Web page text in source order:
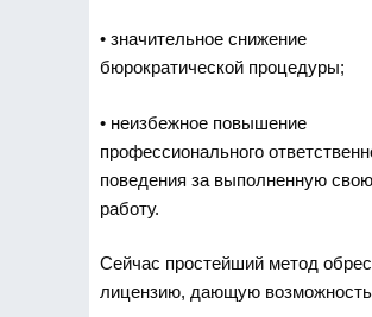
• значительное снижение
бюрократической процедуры;
• неизбежное повышение
профессионального
поведения за выполненную свою
работу.
Сейчас простейший метод
лицензию, дающую возможность